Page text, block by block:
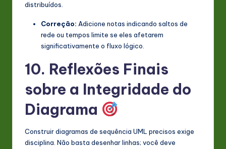
distribuídos.
Correção: Adicione notas indicando saltos de
rede ou tempos limite se eles afetarem
significativamente o fluxo lógico.
10. Reflexões Finais
sobre a Integridade do
Diagrama
Construir diagramas de sequência UML precisos exige
disciplina. Não basta desenhar linhas; você deve